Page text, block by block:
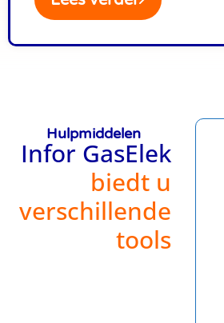
Hulpmiddelen
Infor GasElek
biedt u
verschillende
tools